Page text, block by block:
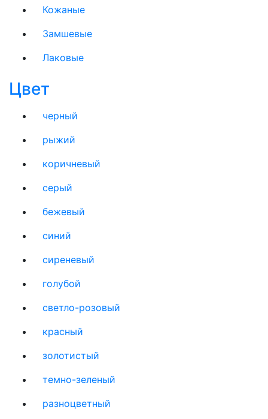
Кожаные
Замшевые
Лаковые
Цвет
черный
рыжий
коричневый
серый
бежевый
синий
сиреневый
голубой
светло-розовый
красный
золотистый
темно-зеленый
разноцветный